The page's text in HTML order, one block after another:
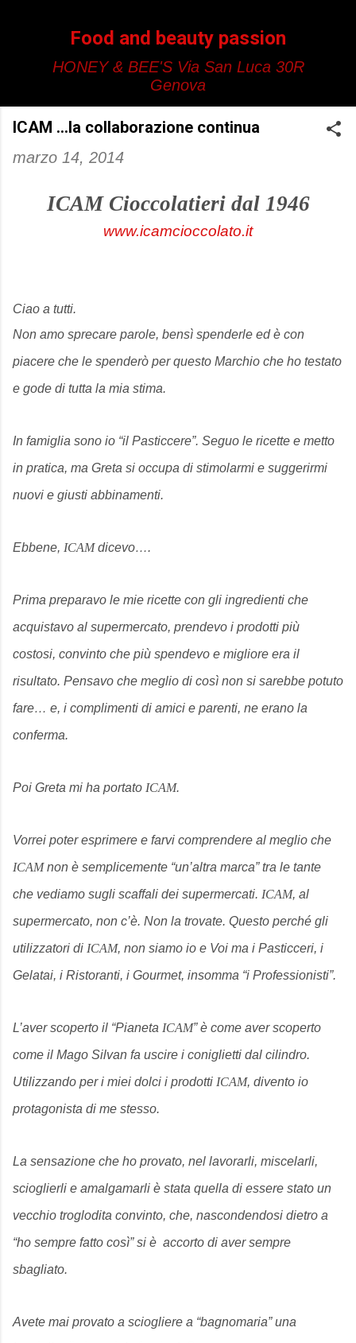
Food and beauty passion
HONEY & BEE'S Via San Luca 30R
Genova
ICAM ...la collaborazione continua
marzo 14, 2014
ICAM Cioccolatieri dal 1946
www.icamcioccolato.it
Ciao a tutti.
Non amo sprecare parole, bensì spenderle ed è con
piacere che le spenderò per questo Marchio che ho testato
e gode di tutta la mia stima.
In famiglia sono io “il Pasticcere”. Seguo le ricette e metto
in pratica, ma Greta si occupa di stimolarmi e suggerirmi
nuovi e giusti abbinamenti.
Ebbene, ICAMdicevo….
Prima preparavo le mie ricette con gli ingredienti che
acquistavo al supermercato, prendevo i prodotti più
costosi, convinto che più spendevo e migliore era il
risultato. Pensavo che meglio di così non si sarebbe potuto
fare… e, i complimenti di amici e parenti, ne erano la
conferma.
Poi Greta mi ha portato ICAM.
Vorrei poter esprimere e farvi comprendere al meglio che
ICAMnon è semplicemente “un’altra marca” tra le tante
che vediamo sugli scaffali dei supermercati. ICAM, al
supermercato, non c’è. Non la trovate. Questo perché gli
utilizzatori di ICAM, non siamo io e Voi ma i Pasticceri, i
Gelatai, i Ristoranti, i Gourmet, insomma “i Professionisti”.
L’aver scoperto il “Pianeta ICAM” è come aver scoperto
come il Mago Silvan fa uscire i coniglietti dal cilindro.
Utilizzando per i miei dolci i prodotti ICAM, divento io
protagonista di me stesso.
La sensazione che ho provato, nel lavorarli, miscelarli,
scioglierli e amalgamarli è stata quella di essere stato un
vecchio troglodita convinto, che, nascondendosi dietro a
“ho sempre fatto così” si è accorto di aver sempre
sbagliato.
Avete mai provato a sciogliere a “bagnomaria” una